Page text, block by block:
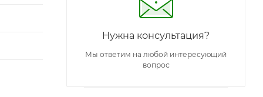
Нужна консультация?
Мы ответим на любой интересующий
вопрос